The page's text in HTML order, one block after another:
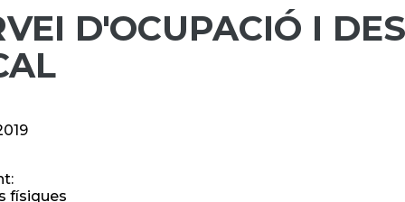
D'OCUPACIÓ I
físiques